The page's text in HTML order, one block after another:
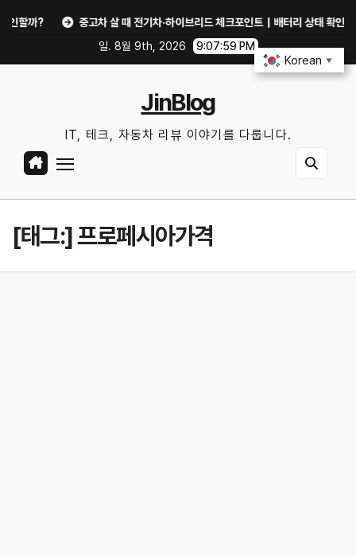
?
중고차 살 때 전기차·하이브리드 체크포인트｜배터리 상태 확인법과 놓
일. 8월 9th, 2026
9:07:59 PM
JinBlog
IT, 테크, 자동차 리뷰 이야기를 다룹니다.
[태그:]프로페시아가격
Korean ▼